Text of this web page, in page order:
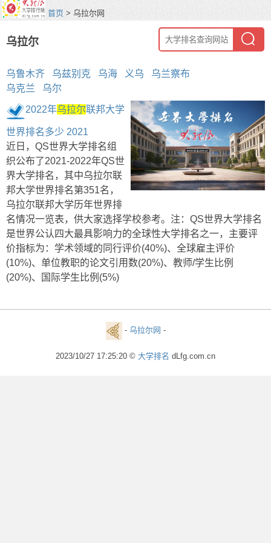
首页 > 乌拉尔网
乌拉尔
乌鲁木齐 乌兹别克 乌海 义乌
乌兰察布
乌克兰
乌尔
2022年乌拉尔联邦大学
世界排名多少 2021
近日，QS世界大学排名组
织公布了2021-2022年QS世
界大学排名，其中乌拉尔联
邦大学世界排名第351名，
乌拉尔联邦大学历年世界排
名情况一览表，供大家选择学校参考。注：QS世界大学排名
是世界公认四大最具影响力的全球性大学排名之一，主要评
价指标为：学术领域的同行评价(40%)、全球雇主评价
(10%)、单位教职的论文引用数(20%)、教师/学生比例
(20%)、国际学生比例(5%)
- 乌拉尔网 -
2023/10/27 17:25:20 © 大学排名 dLfg.com.cn